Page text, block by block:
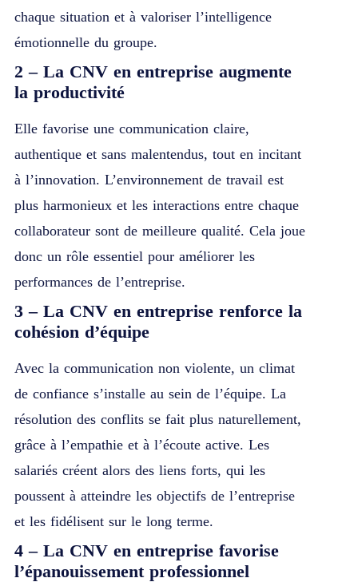
chaque situation et à valoriser l’intelligence
émotionnelle du groupe.
2 – La CNV en entreprise augmente
la productivité
Elle favorise une communication claire,
authentique et sans malentendus, tout en incitant
à l’innovation. L’environnement de travail est
plus harmonieux et les interactions entre chaque
collaborateur sont de meilleure qualité. Cela joue
donc un rôle essentiel pour améliorer les
performances de l’entreprise.
3 – La CNV en entreprise renforce la
cohésion d’équipe
Avec la communication non violente, un climat
de confiance s’installe au sein de l’équipe. La
résolution des conflits se fait plus naturellement,
grâce à l’empathie et à l’écoute active. Les
salariés créent alors des liens forts, qui les
poussent à atteindre les objectifs de l’entreprise
et les fidélisent sur le long terme.
4 – La CNV en entreprise favorise
l’épanouissement professionnel